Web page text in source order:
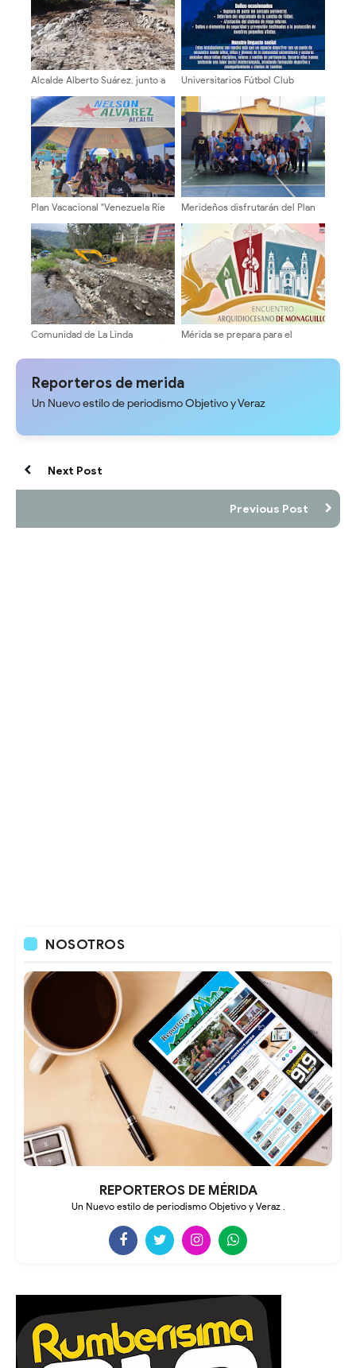
Alcalde Alberto Suárez, junto a
la comunidad recuperan la vía
hacia El Charal
Universitarios Fútbol Club
instalaciones deportivas
Plan Vacacional "Venezuela Ríe
cultura a niños del municipio
Libertador
Merideños disfrutarán del Plan
Comunidad de La Linda
consolida la canalización del río
junto al Poder Popular
Mérida se prepara para el
Monaguillos 2026
Reporteros de merida
Un Nuevo estilo de periodismo Objetivo y Veraz
Next Post
Previous Post
NOSOTROS
REPORTEROS DE MÉRIDA
Un Nuevo estilo de periodismo Objetivo y Veraz .